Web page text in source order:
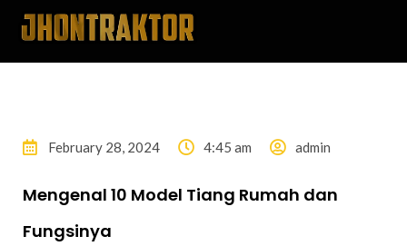
February 28, 2024 4:45 am admin
Mengenal 10 Model Tiang Rumah dan
Fungsinya